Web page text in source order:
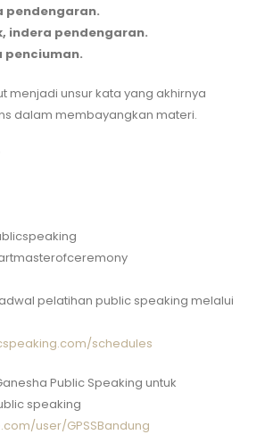
pendengaran.
indera pendengaran.
penciuman.
menjadi unsur kata yang akhirnya
dalam membayangkan materi.
pelatihan public speaking melalui
schedules
Public Speaking untuk
speaking
user/GPSSBandung